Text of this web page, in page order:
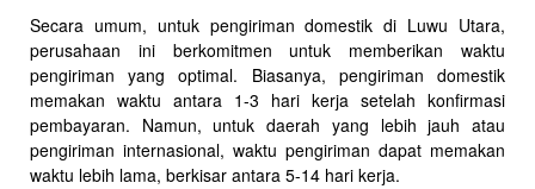
Secara umum, untuk pengiriman domestik di Luwu Utara,
perusahaan ini berkomitmen untuk memberikan waktu
pengiriman yang optimal. Biasanya, pengiriman domestik
memakan waktu antara 1-3 hari kerja setelah konfirmasi
pembayaran. Namun, untuk daerah yang lebih jauh atau
pengiriman internasional, waktu pengiriman dapat memakan
waktu lebih lama, berkisar antara 5-14 hari kerja.